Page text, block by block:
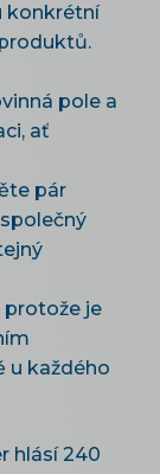
konkrétní
pole a
ať
pár
je
u každého
hlásí 240